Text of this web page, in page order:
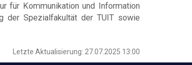
für Kommunikation und Information
der Spezialfakultät der TUIT sowie
Letzte Aktualisierung: 27.07.2025 13:00